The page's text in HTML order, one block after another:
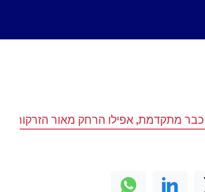
מתקדמת, אפילו הרחק מאור הזרקורים